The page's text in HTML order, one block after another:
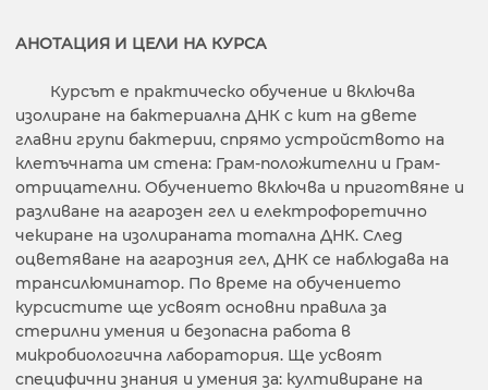
АНОТАЦИЯ И ЦЕЛИ НА КУРСА
Курсът е практическо обучение и включва
изолиране на бактериална ДНК с кит на двете
главни групи бактерии, спрямо устройството на
клетъчната им стена: Грам-положителни и Грам-
отрицателни. Обучението включва и приготвяне и
разливане на агарозен гел и електрофоретично
чекиране на изолираната тотална ДНК. След
оцветяване на агарозния гел, ДНК се наблюдава на
трансилюминатор. По време на обучението
курсистите ще усвоят основни правила за
стерилни умения и безопасна работа в
микробиологична лаборатория. Ще усвоят
специфични знания и умения за: култивиране на